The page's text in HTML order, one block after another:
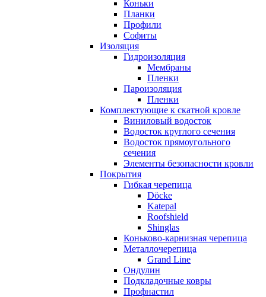
Коньки
Планки
Профили
Софиты
Изоляция
Гидроизоляция
Мембраны
Пленки
Пароизоляция
Пленки
Комплектующие к скатной кровле
Виниловый водосток
Водосток круглого сечения
Водосток прямоугольного
сечения
Элементы безопасности кровли
Покрытия
Гибкая черепица
Döcke
Katepal
Roofshield
Shinglas
Коньково-карнизная черепица
Металлочерепица
Grand Line
Ондулин
Подкладочные ковры
Профнастил